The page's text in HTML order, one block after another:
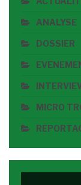
ANALYSE
DOSSIER
MICRO